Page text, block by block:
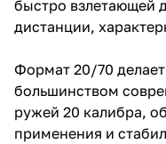
быстро взлетающей
дистанции,
Формат 20/70
большинством
ружей 20 калибра,
применения и